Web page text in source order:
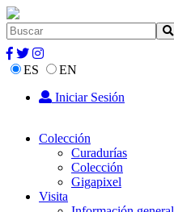
ES
EN
Iniciar Sesión
Colección
Curadurías
Colección
Gigapixel
Visita